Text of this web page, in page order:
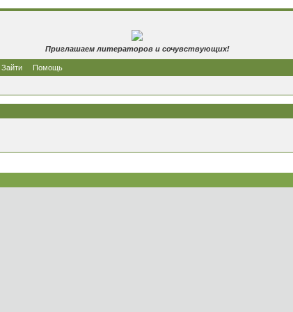
Приглашаем литераторов и сочувствующих!
Зайти Помощь